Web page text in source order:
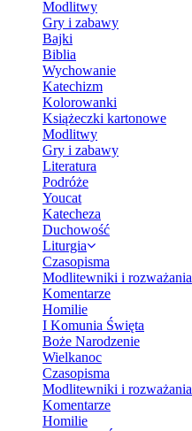
Modlitwy
Gry i zabawy
Bajki
Biblia
Wychowanie
Katechizm
Kolorowanki
Książeczki kartonowe
Modlitwy
Gry i zabawy
Literatura
Podróże
Youcat
Katecheza
Duchowość
Liturgia
Czasopisma
Modlitewniki i rozważania
Komentarze
Homilie
I Komunia Święta
Boże Narodzenie
Wielkanoc
Czasopisma
Modlitewniki i rozważania
Komentarze
Homilie